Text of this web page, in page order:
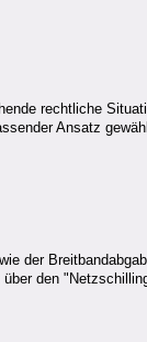
rechtliche
Ansatz
der
den